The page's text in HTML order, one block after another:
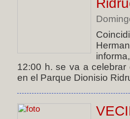
12:00 h. se va a
en el Parque Dionisio